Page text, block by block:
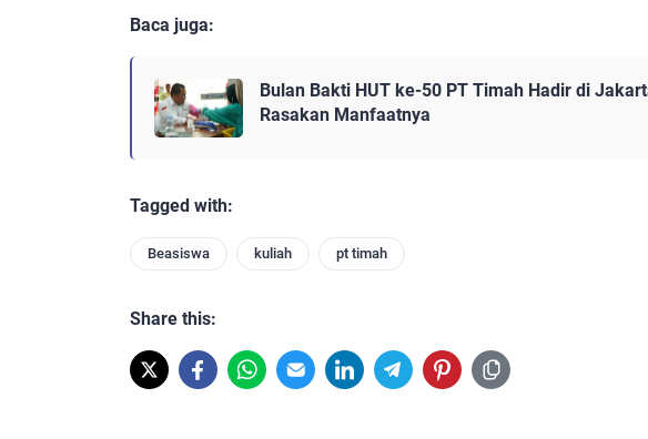
Baca juga:
Bulan Bakti HUT ke-50 PT Timah Hadir di
Rasakan Manfaatnya
Tagged with:
Beasiswa kuliah pt timah
Share this: